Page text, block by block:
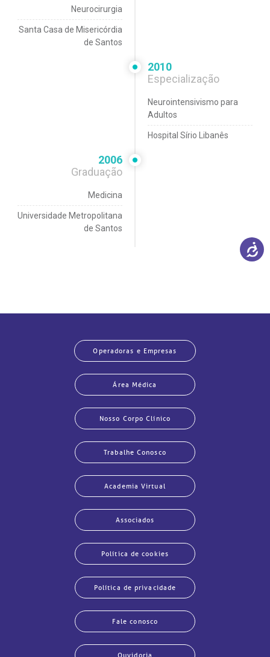
Neurocirurgia
Santa Casa de Misericórdia
de Santos
2010
Especialização
Neurointensivismo para
Adultos
Hospital Sírio Libanês
2006
Graduação
Medicina
Universidade Metropolitana
de Santos
Operadoras e Empresas
Área Médica
Nosso Corpo Clínico
Trabalhe Conosco
Academia Virtual
Associados
Política de cookies
Política de privacidade
Fale conosco
Ouvidoria